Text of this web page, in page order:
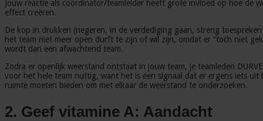
Jouw reactie als coördinator/teamleider heeft grote invloed op hoe de
effect creëren.
De kop in drukken (negeren, in de verdediging gaan, streng
het team niet meer open durft te zijn of wil zijn, omdat er “toch niet
wordt dan een afwachtend team.
Zodra er openlijk weerstand ontstaat in jouw team, je teamleden
voor het hele team nuttig, want het is een signaal dat er ergens iets
ruimte moeten bieden om met elkaar de weerstand te onderzoeken.
2. Geef vitamine A: Aandacht